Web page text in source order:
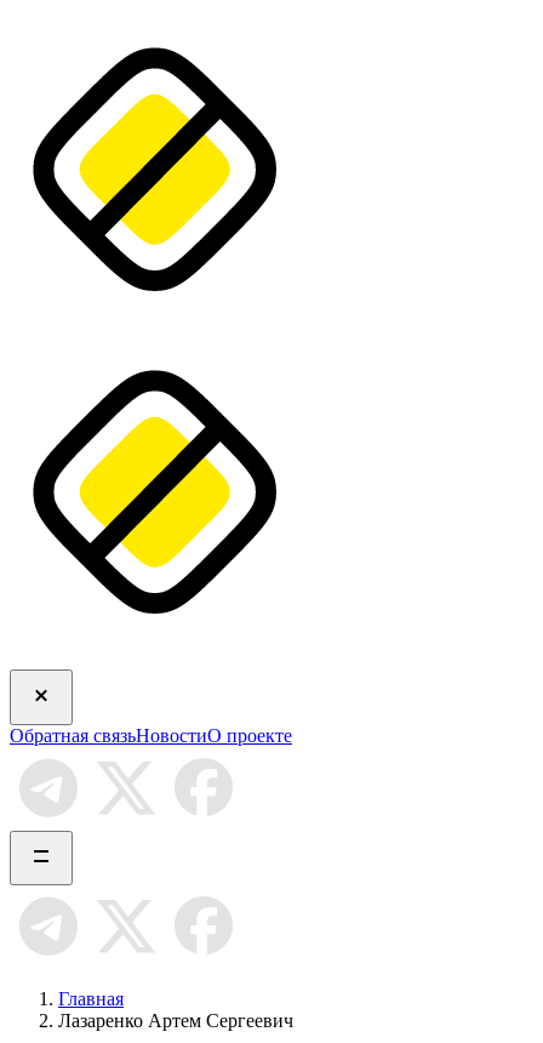
Обратная связьНовостиО проекте
Главная
Лазаренко Артем Сергеевич